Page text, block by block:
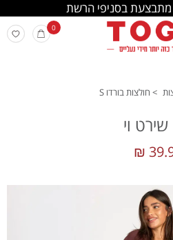
בסניפי הרשת
0
> חולצות בורדו S
שירט וי
39.9